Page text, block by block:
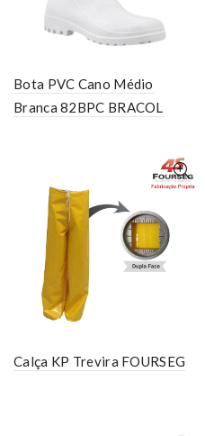
Bota PVC Cano Médio
Branca 82BPC BRACOL
Calça KP Trevira FOURSEG